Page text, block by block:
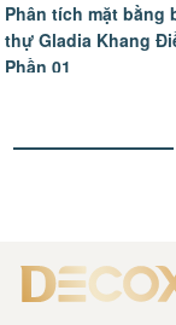
Phân tích mặt bằng
thự Gladia Khang
Phần 02